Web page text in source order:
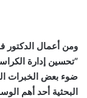
ومن أعمال الدكتور
“تحسين إدارة
ضوء بعض الخبرات
البحثية أحد أهم